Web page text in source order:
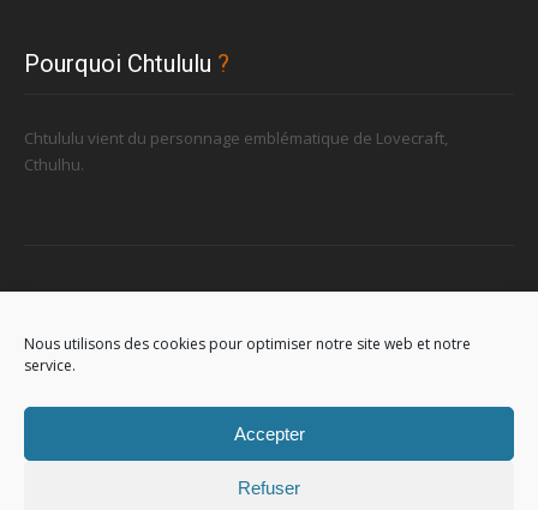
Nous utilisons des cookies pour optimiser notre site web et notre
service.
Accepter
Refuser
Pourquoi Chtululu ?
Chtululu vient du personnage emblématique de Lovecraft,
Cthulhu.